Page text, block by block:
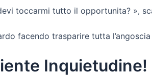
toccarmi tutto il opportunita? »,
facendo trasparire tutta
Inquietudine!